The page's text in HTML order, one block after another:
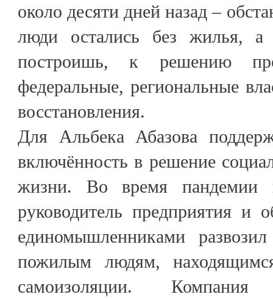
около десяти дней назад –
люди остались без жилья,
построишь, к решению
федеральные, региональные
восстановления.
Для Альбека Абазова
включённость в решение
жизни. Во время пандемии
руководитель предприятия и
единомышленниками
пожилым людям,
самоизоляции. Компания